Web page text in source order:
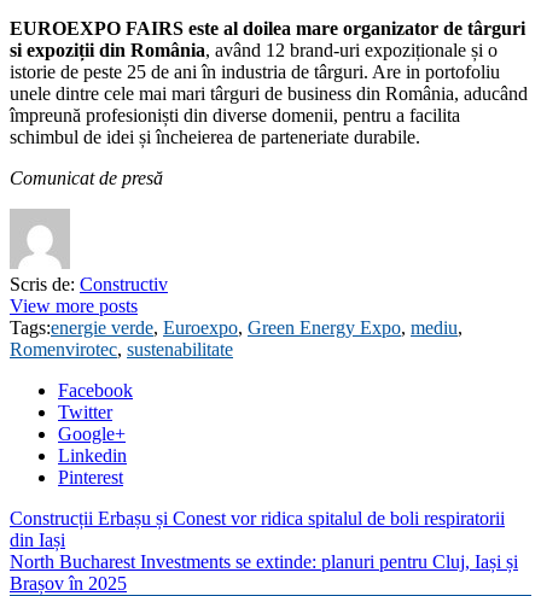
EUROEXPO FAIRS este al doilea mare organizator de târguri
si expoziții din România, având 12 brand-uri expoziționale și o
istorie de peste 25 de ani în industria de târguri. Are in portofoliu
unele dintre cele mai mari târguri de business din România, aducând
împreună profesioniști din diverse domenii, pentru a facilita
schimbul de idei și încheierea de parteneriate durabile.
Comunicat de presă
Scris de: Constructiv
View more posts
Tags:energie verde, Euroexpo, Green Energy Expo, mediu,
Romenvirotec, sustenabilitate
Facebook
Twitter
Google+
Linkedin
Pinterest
Construcții Erbașu și Conest vor ridica spitalul de boli respiratorii
din Iași
North Bucharest Investments se extinde: planuri pentru Cluj, Iași și
Brașov în 2025